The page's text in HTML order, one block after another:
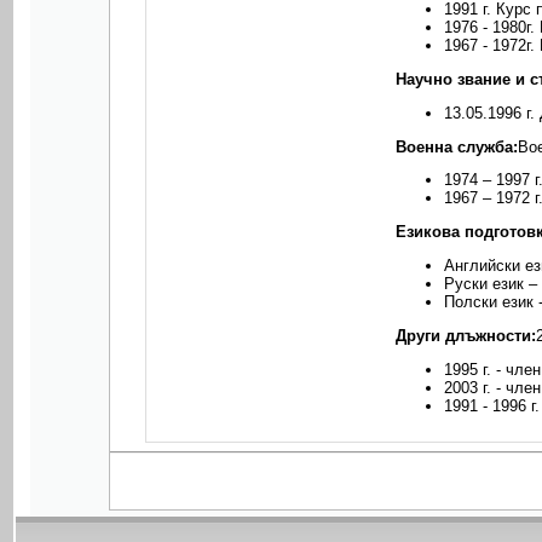
1991 г. Курс
1976 -
1967 -
Научно звание и
13.05.1996
Военна служба:
1974 – 1997
1967 – 1972
Езикова
Английски
Руски език
Полски език
Други длъжности:
1995 г. -
2003 г. -
1991 - 1996